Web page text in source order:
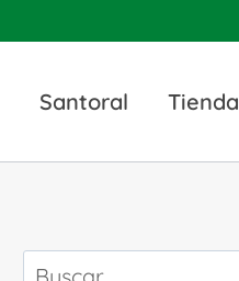
Santoral Tienda
Buscar: